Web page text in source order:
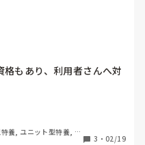
じゃない？？
て、思いません？
楽しく無いならやらなくて
でしょうね。　大人っぽい
事者は、そこにこだわり
私も、同じ悩み持ってました
もあり、利用者さんへ対
もしっかり行って、あら
ょっとでも不具合や連絡
の嵐
養, ユニット型特養, 居
3 ・ 02/19